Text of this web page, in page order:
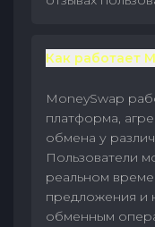
Как работает
MoneySwap
платформа,
обмена у
Пользователи
реальном
предложения и
обменным